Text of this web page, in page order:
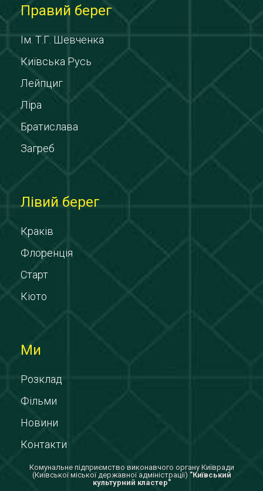
Правий берег
Ім. Т.Г. Шевченка
Київська Русь
Лейпциг
Ліра
Братислава
Загреб
Лівий берег
Краків
Флоренція
Старт
Кіото
Ми
Розклад
Фільми
Новини
Контакти
Комунальне підприємство виконавчого органу Київради
(Київської міської державної адміністрації) "Київський
культурний кластер"